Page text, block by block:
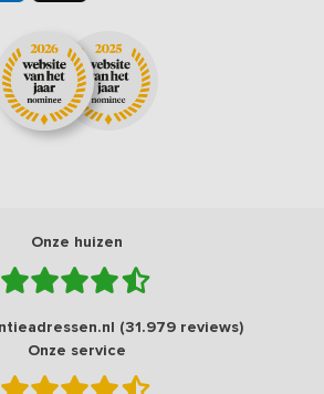
Onze huizen
(31.979 reviews)
Onze service